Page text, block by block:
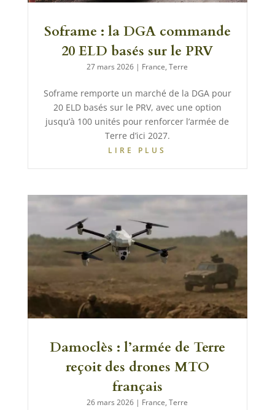
Soframe : la DGA commande
20 ELD basés sur le PRV
27 mars 2026 | France,Terre
Soframe remporte un marché de la DGA pour
20 ELD basés sur le PRV, avec une option
jusqu’à 100 unités pour renforcer l’armée de
Terre d’ici 2027.
LIRE PLUS
Damoclès : l’armée de Terre
reçoit des drones MTO
français
26 mars 2026 | France,Terre